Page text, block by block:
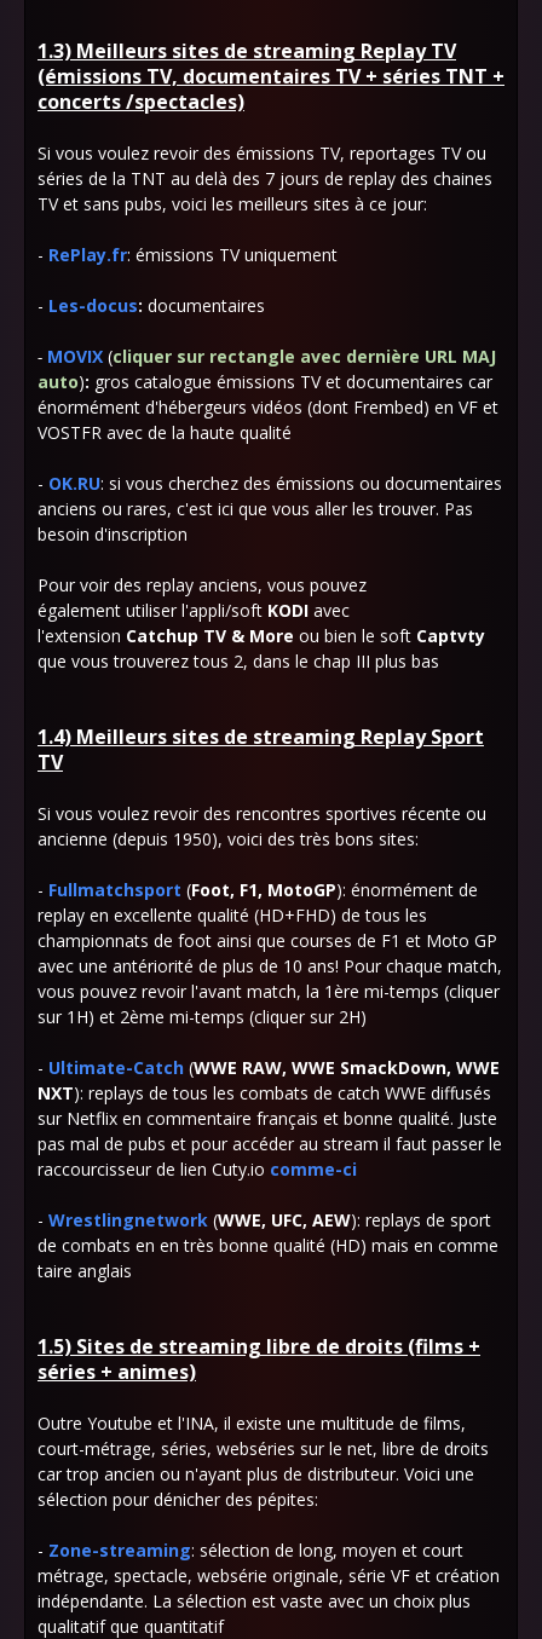
1.3) Meilleurs sites de streaming Replay TV
(émissions TV, documentaires TV + séries TNT +
concerts /spectacles)
Si vous voulez revoir des émissions TV, reportages TV ou
séries de la TNT au delà des 7 jours de replay des chaines
TV et sans pubs, voici les meilleurs sites à ce jour:
- RePlay.fr: émissions TV uniquement
- Les-docus: documentaires
- MOVIX (cliquer sur rectangle avec dernière URL MAJ
auto): gros catalogue émissions TV et documentaires car
énormément d'hébergeurs vidéos (dont Frembed) en VF et
VOSTFR avec de la haute qualité
- OK.RU: si vous cherchez des émissions ou documentaires
anciens ou rares, c'est ici que vous aller les trouver. Pas
besoin d'inscription
Pour voir des replay anciens, vous pouvez
également utiliser l'appli/soft KODI avec
l'extension Catchup TV & More ou bien le soft Captvty
que vous trouverez tous 2, dans le chap III plus bas
1.4) Meilleurs sites de streaming Replay Sport
TV
Si vous voulez revoir des rencontres sportives récente ou
ancienne (depuis 1950), voici des très bons sites:
- Fullmatchsport (Foot, F1, MotoGP): énormément de
replay en excellente qualité (HD+FHD) de tous les
championnats de foot ainsi que courses de F1 et Moto GP
avec une antériorité de plus de 10 ans! Pour chaque match,
vous pouvez revoir l'avant match, la 1ère mi-temps (cliquer
sur 1H) et 2ème mi-temps (cliquer sur 2H)
- Ultimate-Catch (WWE RAW, WWE SmackDown, WWE
NXT): replays de tous les combats de catch WWE diffusés
sur Netflix en commentaire français et bonne qualité. Juste
pas mal de pubs et pour accéder au stream il faut passer le
raccourcisseur de lien Cuty.io comme-ci
- Wrestlingnetwork (WWE, UFC, AEW): replays de sport
de combats en en très bonne qualité (HD) mais en comme
taire anglais
1.5) Sites de streaming libre de droits (films +
séries + animes)
Outre Youtube et l'INA, il existe une multitude de films,
court-métrage, séries, webséries sur le net, libre de droits
car trop ancien ou n'ayant plus de distributeur. Voici une
sélection pour dénicher des pépites:
- Zone-streaming: sélection de long, moyen et court
métrage, spectacle, websérie originale, série VF et création
indépendante. La sélection est vaste avec un choix plus
qualitatif que quantitatif